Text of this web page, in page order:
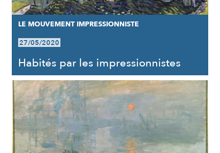
LE MOUVEMENT IMPRESSIONNISTE
27/05/2020
Habités par les impressionnistes